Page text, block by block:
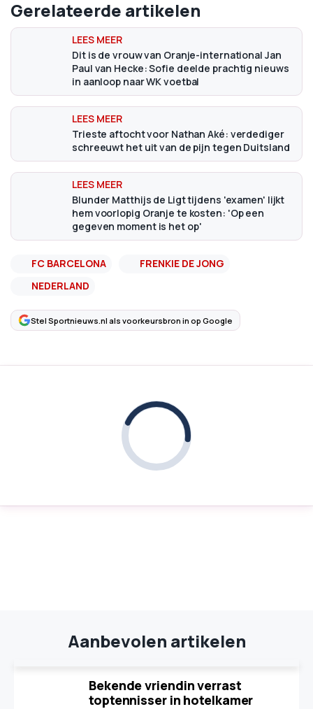
Gerelateerde artikelen
Dit is de vrouw van Oranje-international Jan
Paul van Hecke: Sofie deelde prachtig nieuws
in aanloop naar WK voetbal
Trieste aftocht voor Nathan Aké: verdediger
schreeuwt het uit van de pijn tegen Duitsland
Blunder Matthijs de Ligt tijdens 'examen' lijkt
hem voorlopig Oranje te kosten: 'Op een
gegeven moment is het op'
FC BARCELONA
FRENKIE DE JONG
NEDERLAND
Stel Sportnieuws.nl als voorkeursbron in op Google
Aanbevolen artikelen
Bekende vriendin verrast
toptennisser in hotelkamer